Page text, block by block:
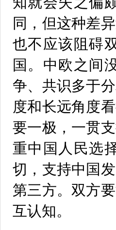
同，但这种差
也不应该阻碍
国。中欧之间
争、共识多于
度和长远角度
要一极，一贯
重中国人民选
切，支持中国
第三方。双方
互认知。